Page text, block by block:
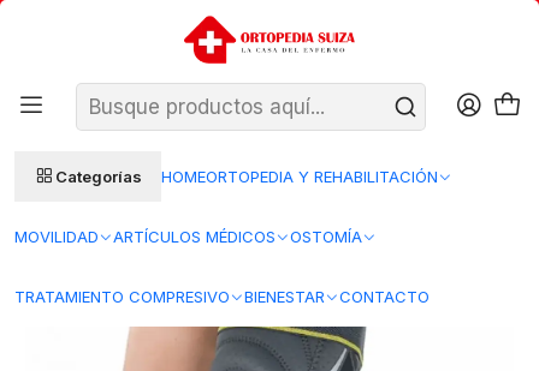
Categorías HOMEORTOPEDIA Y REHABILITACIÓN
MOVILIDAD ARTÍCULOS MÉDICOS OSTOMÍA
TRATAMIENTO COMPRESIVO BIENESTAR CONTACTO
SANTIAGO: ENTREGA AL DÍA HÁBIL SIGUIENTE (L–V)
REGIONES 48–72 HORAS HÁBILES
Ortopedia y Rehabilitacion Ortopedia Ortopedia Adulto
Rodilleras MI-63 - Rodillera Policentrica – Blunding